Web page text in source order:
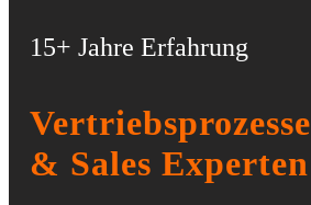
15+ Jahre Erfahrung
Vertriebsprozesse
& Sales Experten